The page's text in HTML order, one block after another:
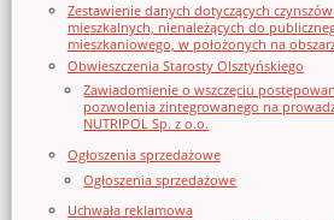
Zestawienie danych dotyczących
mieszkalnych, nienależących do
mieszkaniowego, w położonych na
Obwieszczenia Starosty Olsztyńskiego
Zawiadomienie o wszczęciu
pozwolenia zintegrowanego na
NUTRIPOL Sp. z o.o.
Ogłoszenia sprzedażowe
Ogłoszenia sprzedażowe
Uchwała reklamowa